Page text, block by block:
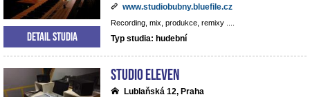
www.studiobubny.bluefile.cz
Recording, mix, produkce, remixy ....
Typ studia: hudební
Detail studia
Studio Eleven
Lublaňská 12, Praha